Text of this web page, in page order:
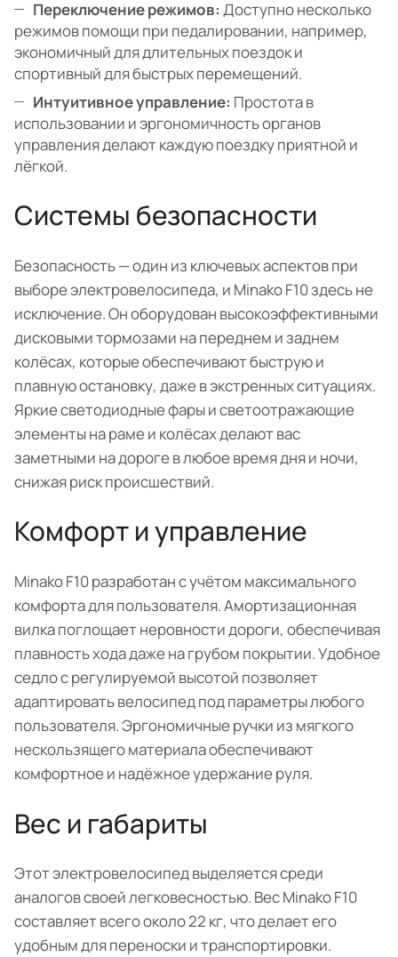
Переключение режимов: Доступно несколько
режимов помощи при педалировании, например,
экономичный для длительных поездок и
спортивный для быстрых перемещений.
Интуитивное управление: Простота в
использовании и эргономичность органов
управления делают каждую поездку приятной и
лёгкой.
Системы безопасности
Безопасность — один из ключевых аспектов при
выборе электровелосипеда, и Minako F10 здесь не
исключение. Он оборудован высокоэффективными
дисковыми тормозами на переднем и заднем
колёсах, которые обеспечивают быструю и
плавную остановку, даже в экстренных ситуациях.
Яркие светодиодные фары и светоотражающие
элементы на раме и колёсах делают вас
заметными на дороге в любое время дня и ночи,
снижая риск происшествий.
Комфорт и управление
Minako F10 разработан с учётом максимального
комфорта для пользователя. Амортизационная
вилка поглощает неровности дороги, обеспечивая
плавность хода даже на грубом покрытии. Удобное
седло с регулируемой высотой позволяет
адаптировать велосипед под параметры любого
пользователя. Эргономичные ручки из мягкого
нескользящего материала обеспечивают
комфортное и надёжное удержание руля.
Вес и габариты
Этот электровелосипед выделяется среди
аналогов своей легковесностью. Вес Minako F10
составляет всего около 22 кг, что делает его
удобным для переноски и транспортировки.